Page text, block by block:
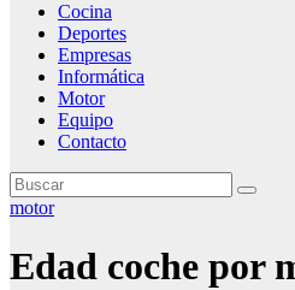
Cocina
Deportes
Empresas
Informática
Motor
Equipo
Contacto
motor
Edad coche por